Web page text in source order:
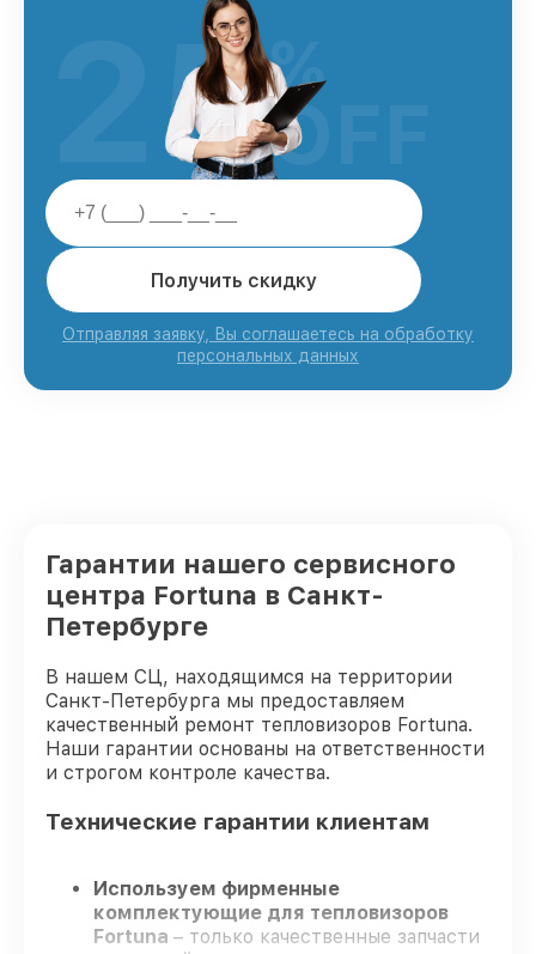
Получить скидку
Отправляя заявку, Вы соглашаетесь на обработку
персональных данных
25%
OFF
Гарантии нашего сервисного
центра Fortuna в Санкт-
Петербурге
В нашем СЦ, находящимся на территории
Санкт-Петербурга мы предоставляем
качественный ремонт тепловизоров Fortuna.
Наши гарантии основаны на ответственности
и строгом контроле качества.
Технические гарантии клиентам
Используем фирменные
комплектующие для тепловизоров
Fortuna – только качественные запчасти